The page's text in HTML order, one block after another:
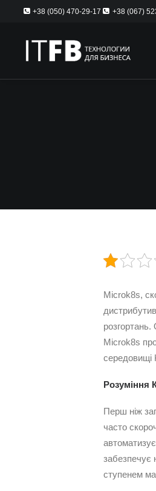
+38 (050) 470-29-17 +38 (067)
Microk8s,
дистрибутив
розгортань.
Microk8s
середовищі
Розуміння
Перш ніж
часто
забезпечує
ступенем